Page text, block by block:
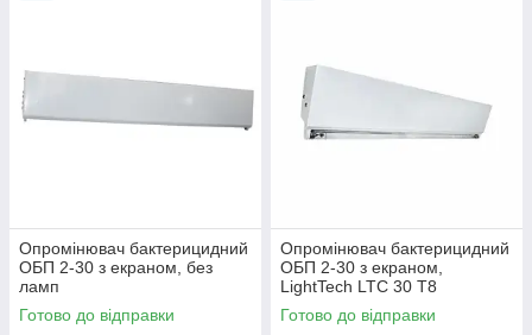
Опромінювач бактерицидний
ОБП 2-30 з екраном, без
ламп
Готово до відправки
Опромінювач бактерицидний
ОБП 2-30 з екраном,
LightTech LTC 30 T8
Готово до відправки